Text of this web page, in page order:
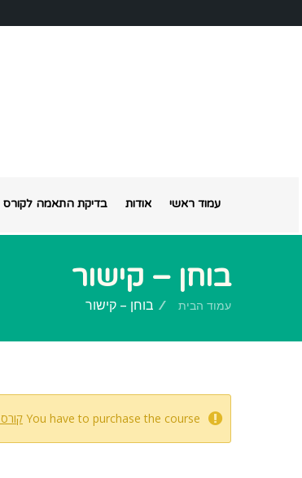
עמוד ראשי אודות בדיקת התאמה לקורס
בוחן – קישור
עמוד הבית בוחן – קישור
You have to purchase the course קורס SEO מוכוון מטרה